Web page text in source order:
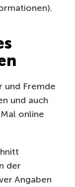
und Fremde
und auch
online
der
Angaben